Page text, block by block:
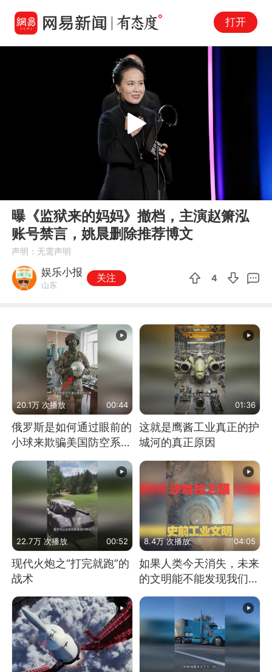
打开
01:01
Play
曝《监狱来的妈妈》撤档，主演赵箫泓
账号禁言，姚晨删除推荐博文
声明：无需声明
娱乐小报
山东
关注 4
20.1万 次播放 00:44
俄罗斯是如何通过眼前的
小球来欺骗美国防空系统
01:36
这就是鹰酱工业真正的护
城河的真正原因
22.7万 次播放 00:52
现代火炮之“打完就跑”的
战术
8.4万 次播放 04:05
如果人类今天消失，未来
的文明能不能发现我们存
在过？